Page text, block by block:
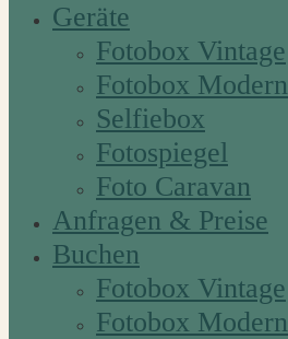
Geräte
Fotobox Vintage
Fotobox Modern
Selfiebox
Fotospiegel
Foto Caravan
Anfragen & Preise
Buchen
Fotobox Vintage
Fotobox Modern